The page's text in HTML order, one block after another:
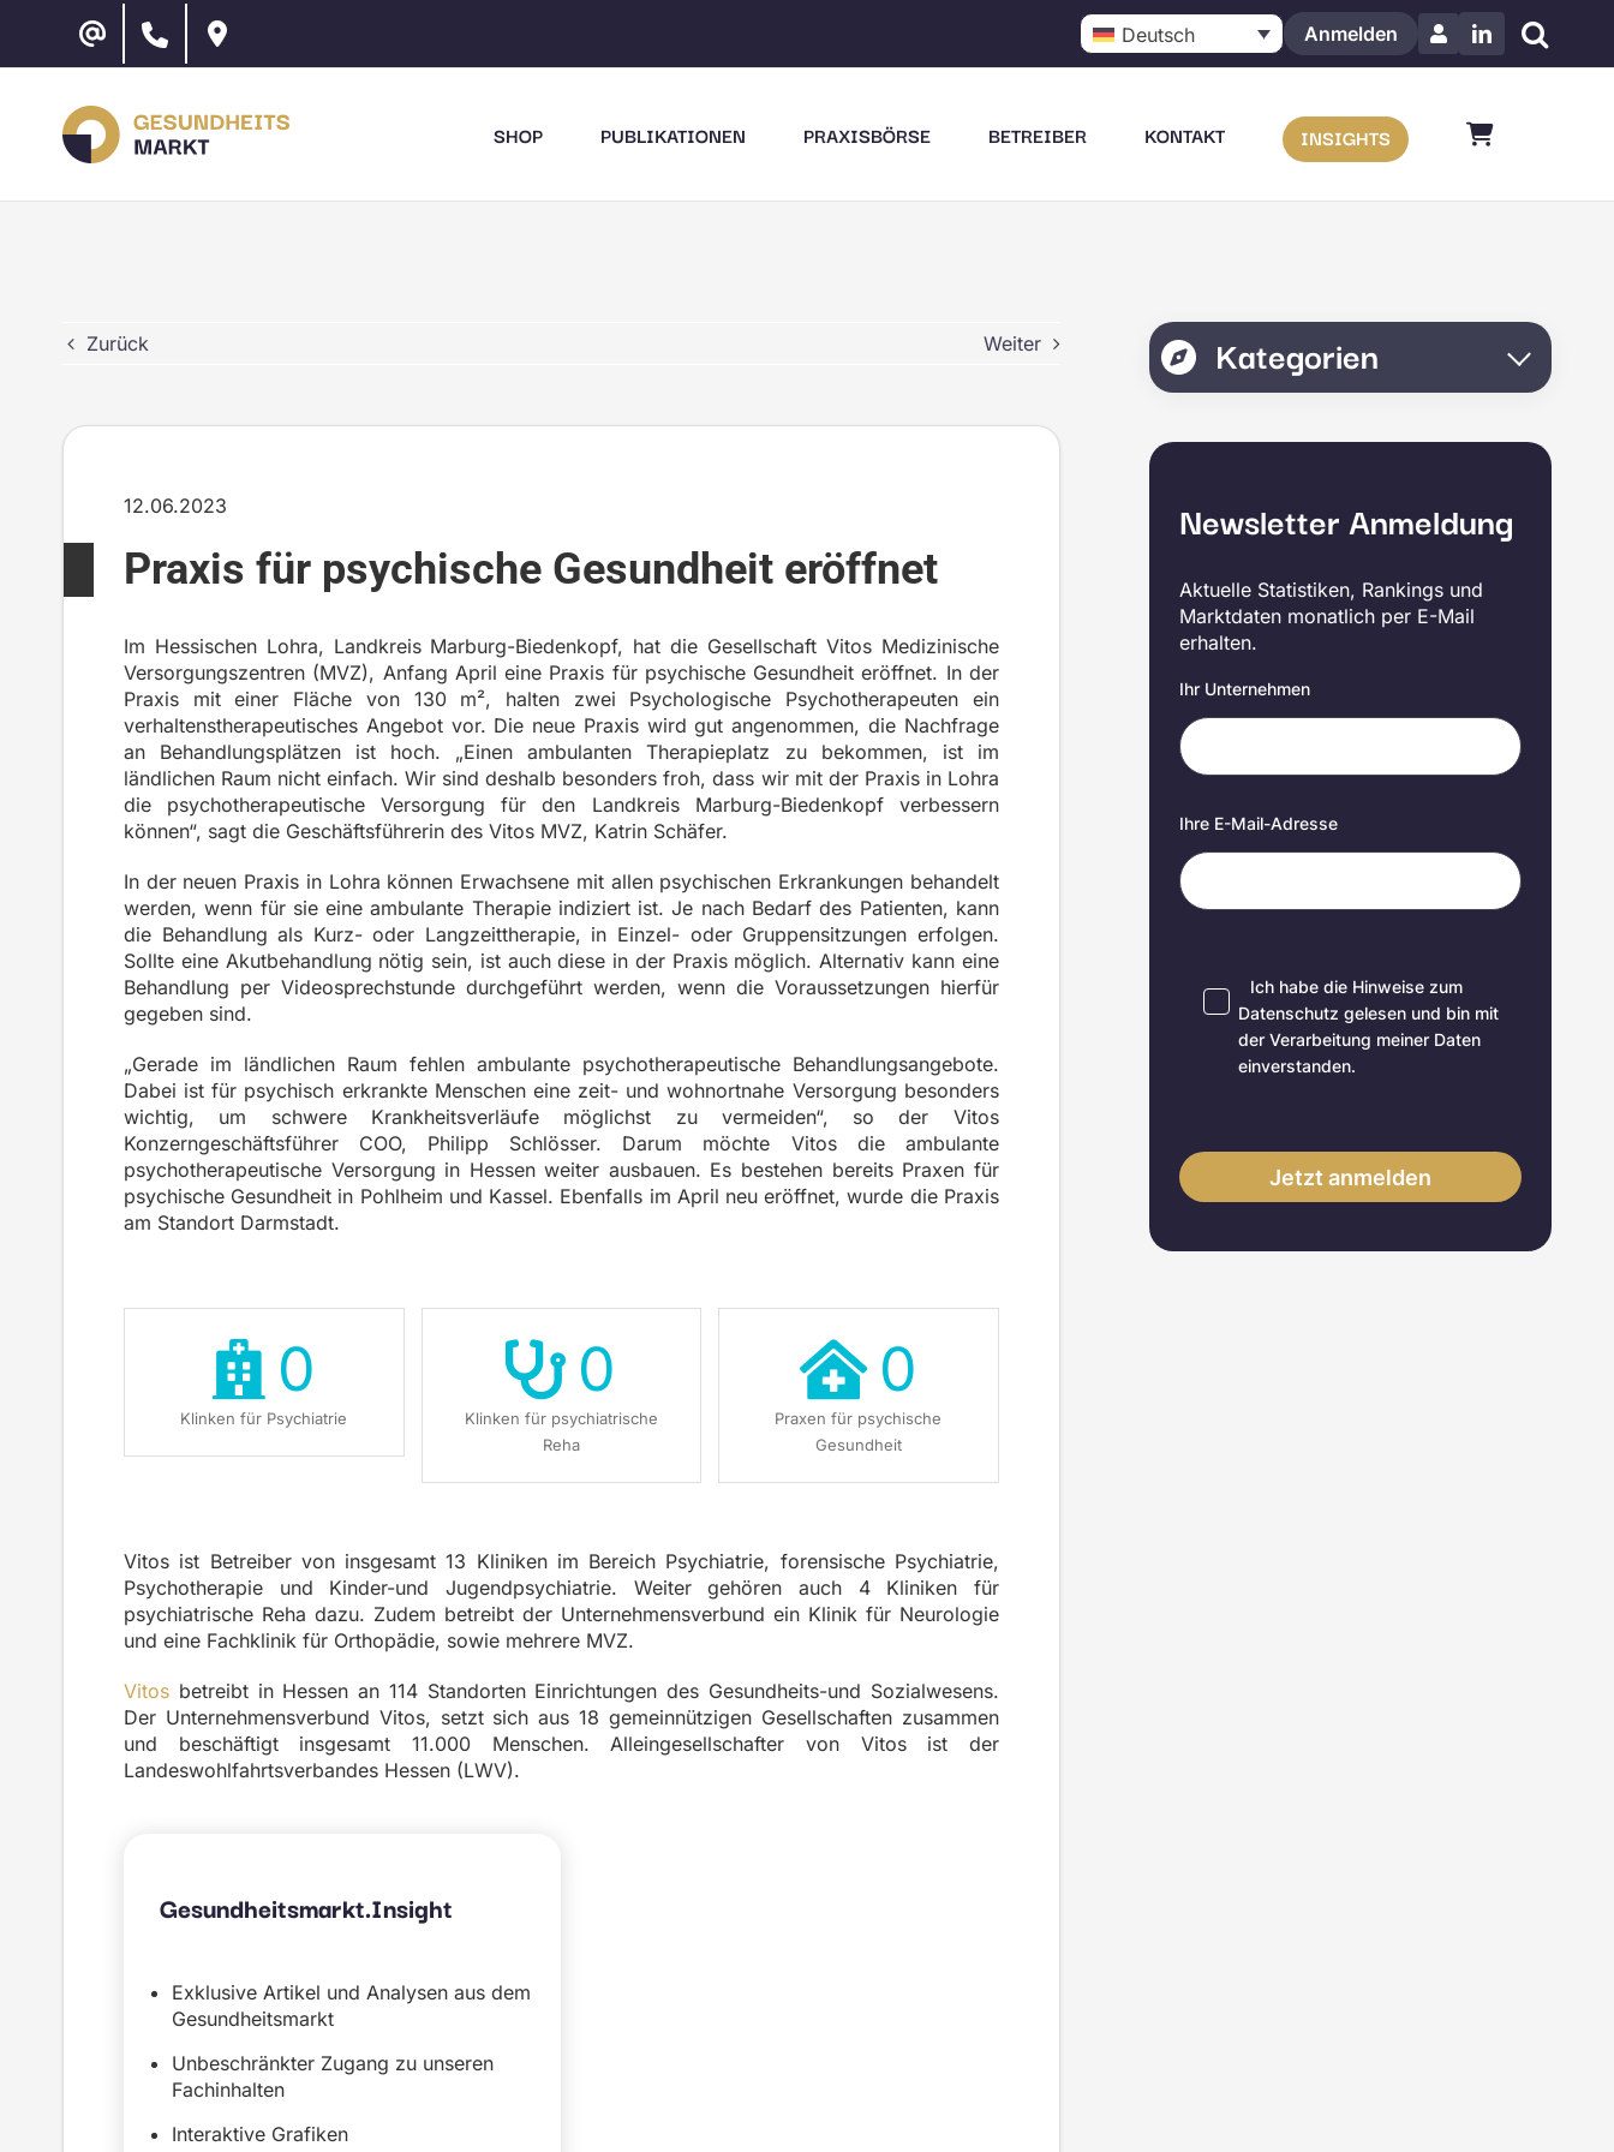
springen
Deutsch Anmelden LinkedIn
SHOP PUBLIKATIONEN PRAXISBÖRSE BETREIBER KONTAKT INSIGHTS
Zurück Weiter
12.06.2023
Praxis für psychische Gesundheit eröffnet
Im Hessischen Lohra, Landkreis Marburg-Biedenkopf, hat die Gesellschaft Vitos Medizinische
Versorgungszentren (MVZ), Anfang April eine Praxis für psychische Gesundheit eröffnet. In der
Praxis mit einer Fläche von 130 m², halten zwei Psychologische Psychotherapeuten ein
verhaltenstherapeutisches Angebot vor. Die neue Praxis wird gut angenommen, die Nachfrage
an Behandlungsplätzen ist hoch. „Einen ambulanten Therapieplatz zu bekommen, ist im
ländlichen Raum nicht einfach. Wir sind deshalb besonders froh, dass wir mit der Praxis in Lohra
die psychotherapeutische Versorgung für den Landkreis Marburg-Biedenkopf verbessern
können“, sagt die Geschäftsführerin des Vitos MVZ, Katrin Schäfer.
In der neuen Praxis in Lohra können Erwachsene mit allen psychischen Erkrankungen behandelt
werden, wenn für sie eine ambulante Therapie indiziert ist. Je nach Bedarf des Patienten, kann
die Behandlung als Kurz- oder Langzeittherapie, in Einzel- oder Gruppensitzungen erfolgen.
Sollte eine Akutbehandlung nötig sein, ist auch diese in der Praxis möglich. Alternativ kann eine
Behandlung per Videosprechstunde durchgeführt werden, wenn die Voraussetzungen hierfür
gegeben sind.
„Gerade im ländlichen Raum fehlen ambulante psychotherapeutische Behandlungsangebote.
Dabei ist für psychisch erkrankte Menschen eine zeit- und wohnortnahe Versorgung besonders
wichtig, um schwere Krankheitsverläufe möglichst zu vermeiden“, so der Vitos
Konzerngeschäftsführer COO, Philipp Schlösser. Darum möchte Vitos die ambulante
psychotherapeutische Versorgung in Hessen weiter ausbauen. Es bestehen bereits Praxen für
psychische Gesundheit in Pohlheim und Kassel. Ebenfalls im April neu eröffnet, wurde die Praxis
am Standort Darmstadt.
0
Klinken für Psychiatrie
0
Klinken für psychiatrische
Reha
0
Praxen für psychische
Gesundheit
Vitos ist Betreiber von insgesamt 13 Kliniken im Bereich Psychiatrie, forensische Psychiatrie,
Psychotherapie und Kinder-und Jugendpsychiatrie. Weiter gehören auch 4 Kliniken für
psychiatrische Reha dazu. Zudem betreibt der Unternehmensverbund ein Klinik für Neurologie
und eine Fachklinik für Orthopädie, sowie mehrere MVZ.
Vitos betreibt in Hessen an 114 Standorten Einrichtungen des Gesundheits-und Sozialwesens.
Der Unternehmensverbund Vitos, setzt sich aus 18 gemeinnützigen Gesellschaften zusammen
und beschäftigt insgesamt 11.000 Menschen. Alleingesellschafter von Vitos ist der
Landeswohlfahrtsverbandes Hessen (LWV).
Gesundheitsmarkt.Insight
Exklusive Artikel und Analysen aus dem
Gesundheitsmarkt
Unbeschränkter Zugang zu unseren
Fachinhalten
Interaktive Grafiken
Kategorien
Newsletter Anmeldung
Aktuelle Statistiken, Rankings und
Marktdaten monatlich per E-Mail
erhalten.
Ihr Unternehmen
Ihre E-Mail-Adresse
Ich habe die Hinweise zum
Datenschutz gelesen und bin mit
der Verarbeitung meiner Daten
einverstanden.